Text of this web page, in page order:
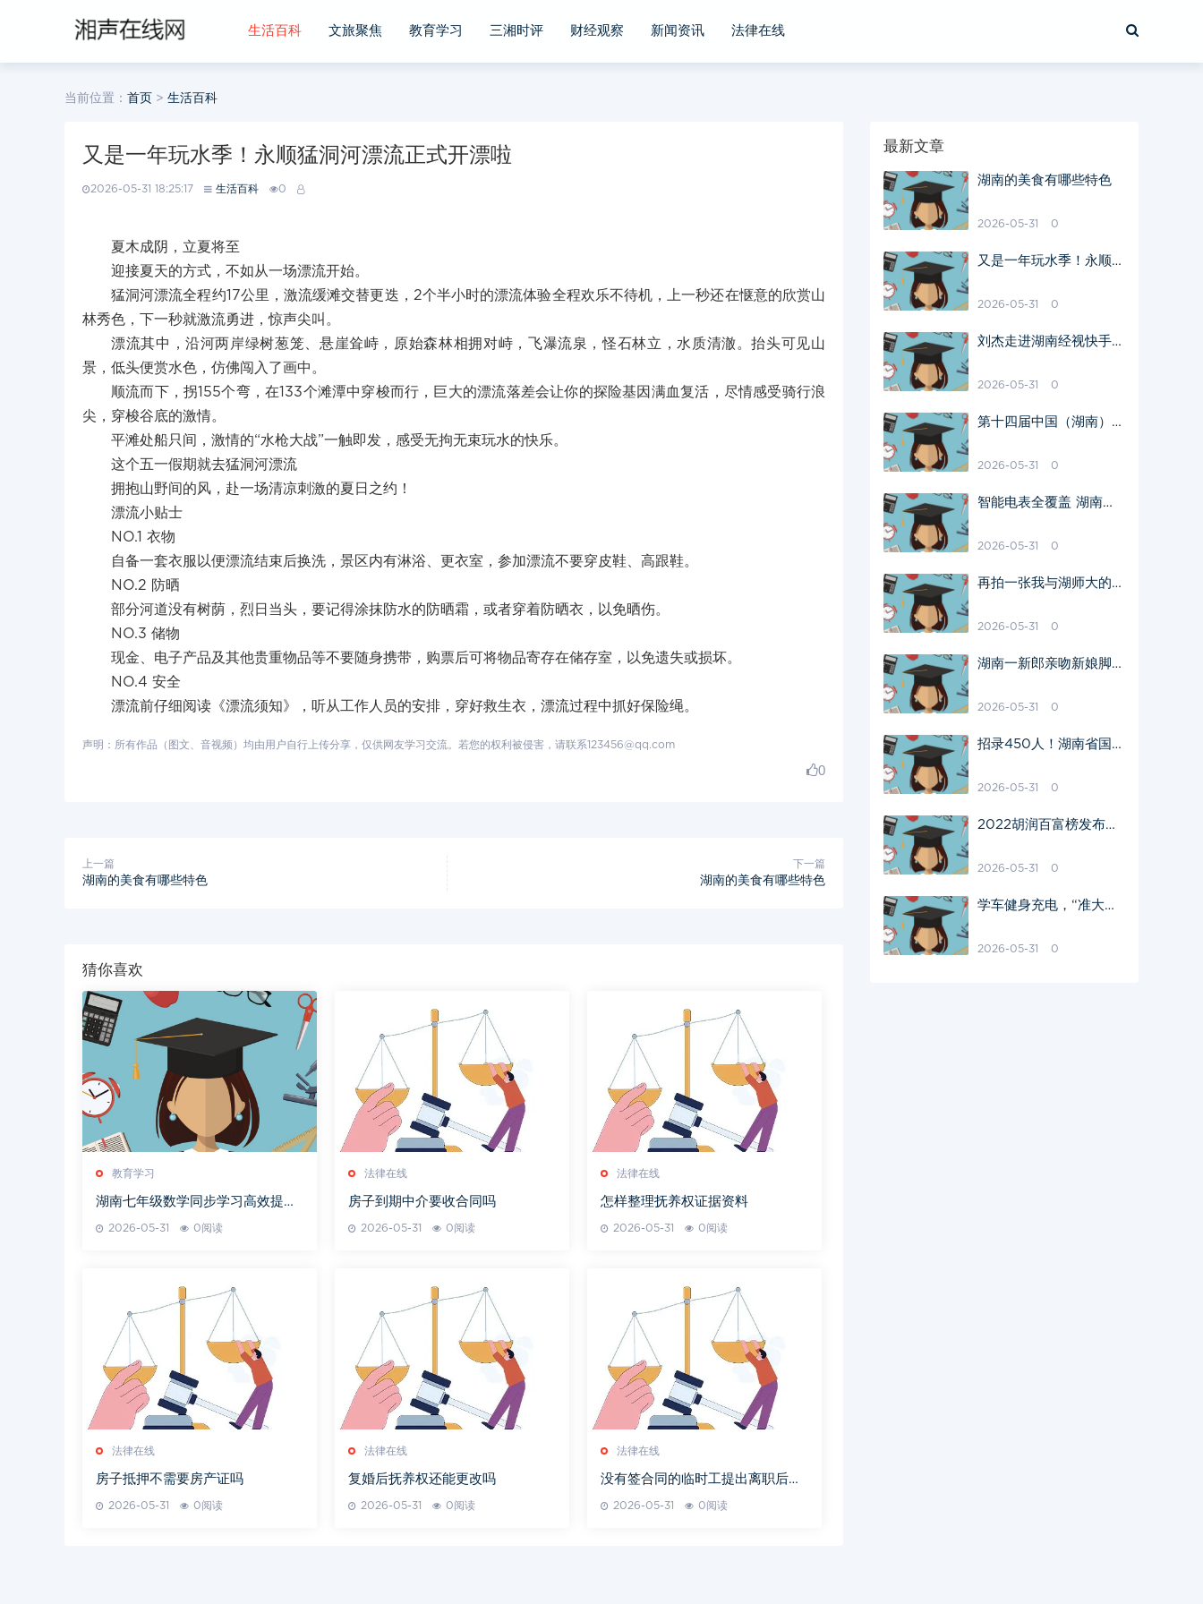
生活百科 文旅聚焦 教育学习 三湘时评 财经观察 新闻资讯 法律在线
当前位置： 首页 > 生活百科
又是一年玩水季！永顺猛洞河漂流正式开漂啦
2026-05-31 18:25:17 生活百科 0
夏木成阴，立夏将至
迎接夏天的方式，不如从一场漂流开始。
猛洞河漂流全程约17公里，激流缓滩交替更迭，2个半小时的漂流体验全程欢乐不待机，上一秒还在惬意的欣赏山
林秀色，下一秒就激流勇进，惊声尖叫。
漂流其中，沿河两岸绿树葱笼、悬崖耸峙，原始森林相拥对峙，飞瀑流泉，怪石林立，水质清澈。抬头可见山
景，低头便赏水色，仿佛闯入了画中。
顺流而下，拐155个弯，在133个滩潭中穿梭而行，巨大的漂流落差会让你的探险基因满血复活，尽情感受骑行浪
尖，穿梭谷底的激情。
平滩处船只间，激情的“水枪大战”一触即发，感受无拘无束玩水的快乐。
这个五一假期就去猛洞河漂流
拥抱山野间的风，赴一场清凉刺激的夏日之约！
漂流小贴士
NO.1 衣物
自备一套衣服以便漂流结束后换洗，景区内有淋浴、更衣室，参加漂流不要穿皮鞋、高跟鞋。
NO.2 防晒
部分河道没有树荫，烈日当头，要记得涂抹防水的防晒霜，或者穿着防晒衣，以免晒伤。
NO.3 储物
现金、电子产品及其他贵重物品等不要随身携带，购票后可将物品寄存在储存室，以免遗失或损坏。
NO.4 安全
漂流前仔细阅读《漂流须知》，听从工作人员的安排，穿好救生衣，漂流过程中抓好保险绳。
声明：所有作品（图文、音视频）均由用户自行上传分享，仅供网友学习交流。若您的权利被侵害，请联系123456@qq.com
0
上一篇
湖南的美食有哪些特色
下一篇
湖南的美食有哪些特色
猜你喜欢
教育学习
湖南七年级数学同步学习高效提升
2026-05-31 0阅读
法律在线
房子到期中介要收合同吗
2026-05-31 0阅读
法律在线
怎样整理抚养权证据资料
2026-05-31 0阅读
法律在线
房子抵押不需要房产证吗
2026-05-31 0阅读
法律在线
复婚后抚养权还能更改吗
2026-05-31 0阅读
法律在线
没有签合同的临时工提出离职后发
2026-05-31 0阅读
最新文章
湖南的美食有哪些特色
2026-05-31 0
又是一年玩水季！永顺猛
2026-05-31 0
刘杰走进湖南经视快手直
2026-05-31 0
第十四届中国（湖南）国
开幕
2026-05-31 0
智能电表全覆盖 湖南用
2026-05-31 0
再拍一张我与湖师大的毕
2026-05-31 0
湖南一新郎亲吻新娘脚
场，新娘的反应亮了
2026-05-31 0
招录450人！湖南省国家
员正在报名
2026-05-31 0
2022胡润百富榜发布，
他
2026-05-31 0
学车健身充电，“准大学
2026-05-31 0